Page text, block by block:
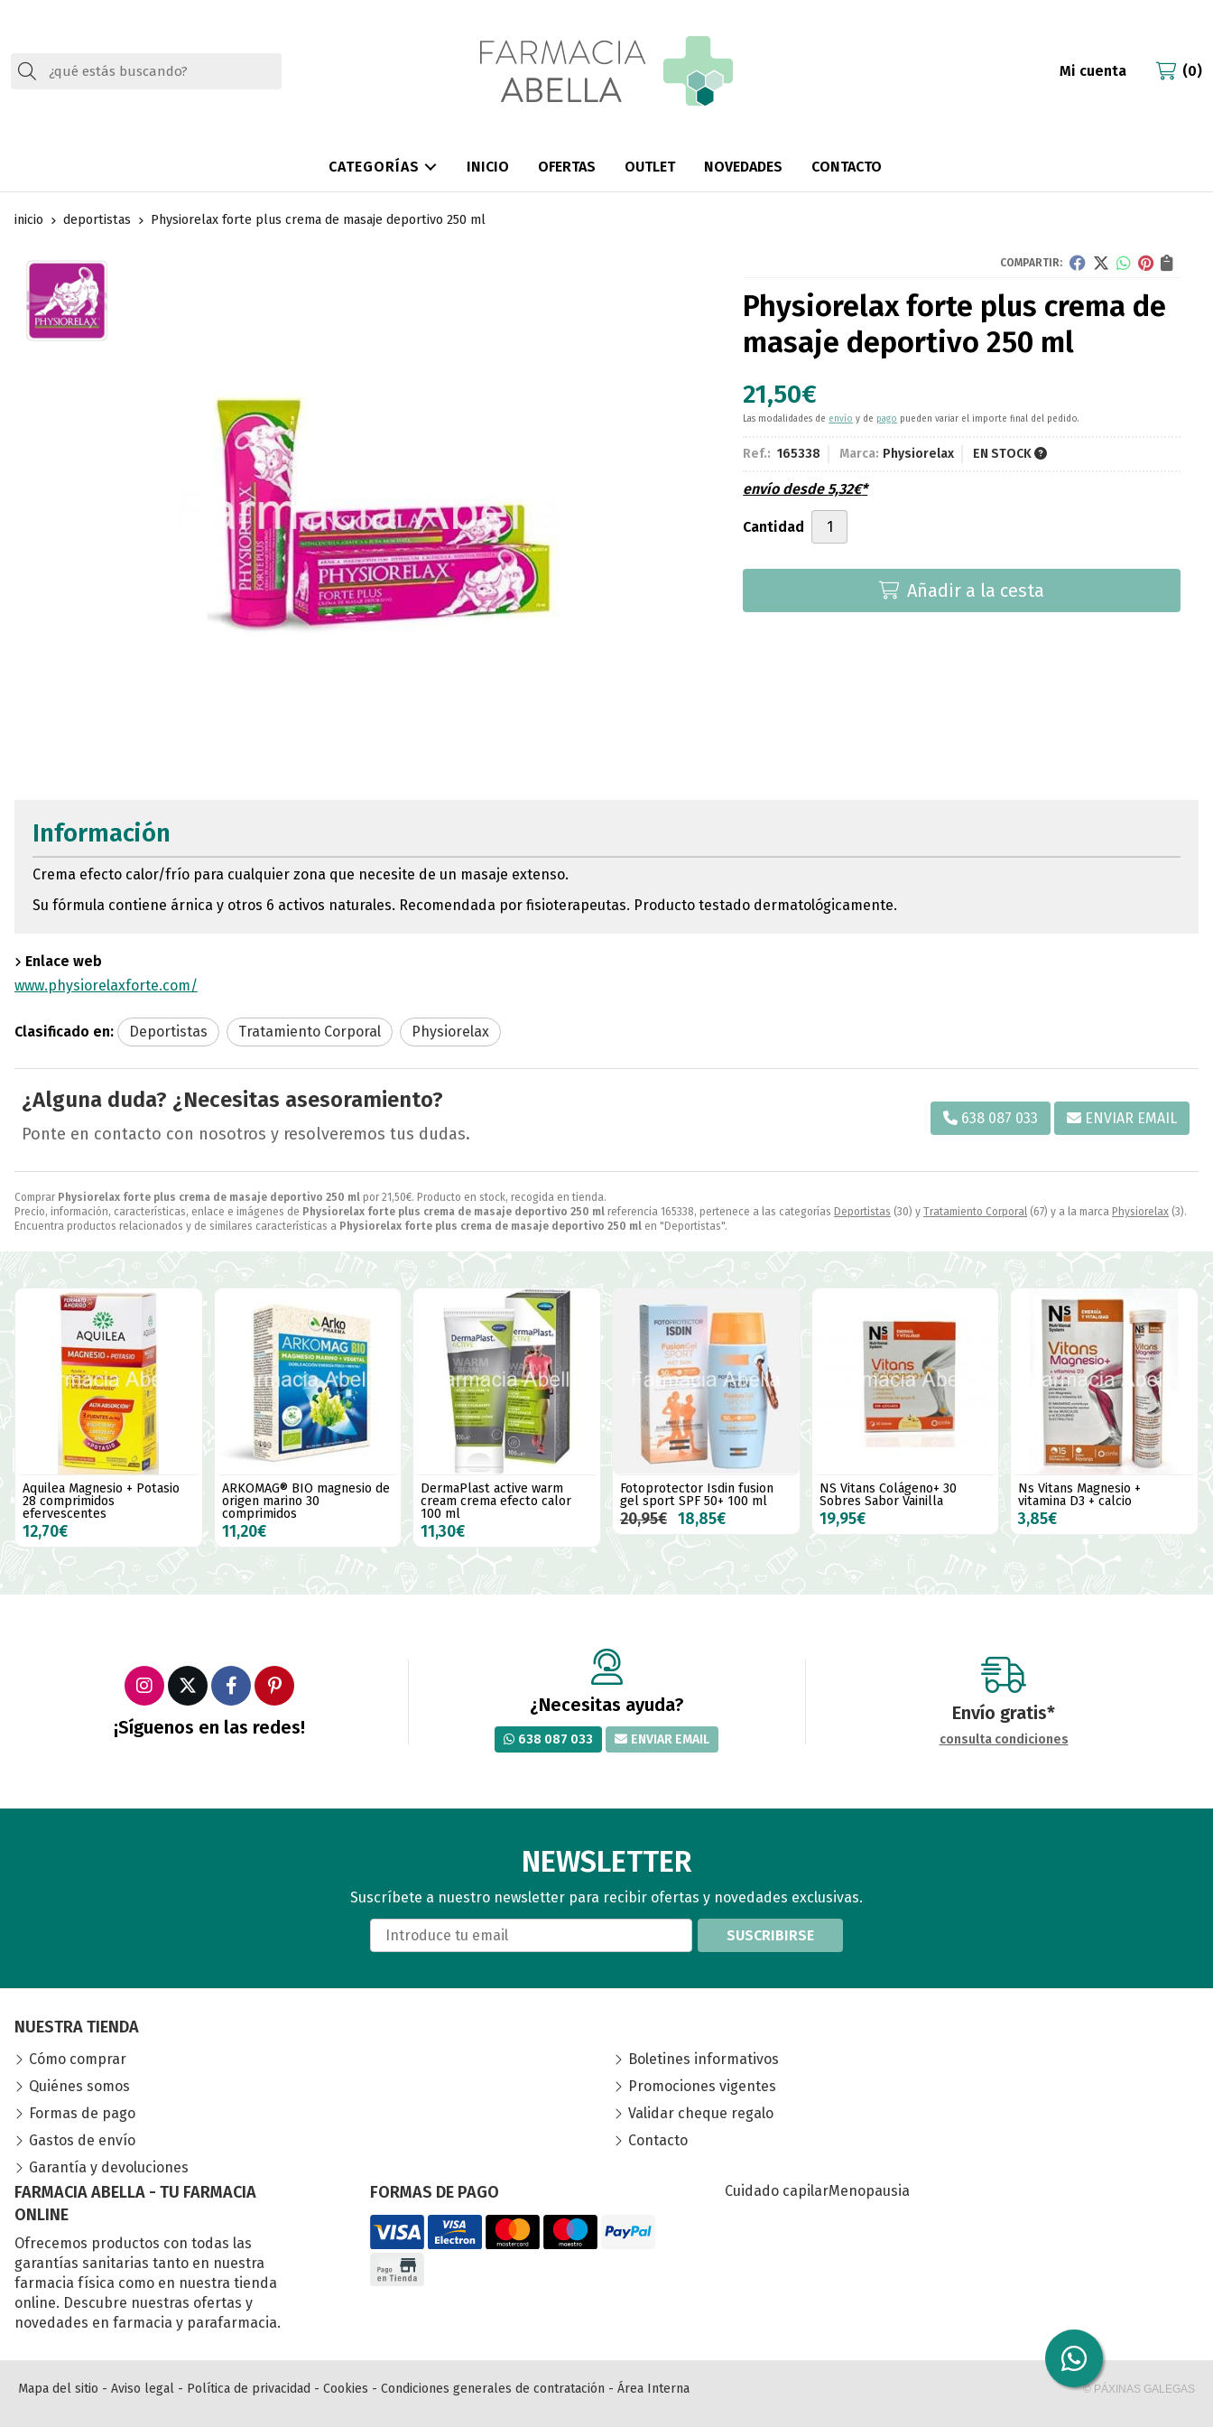
Buscar Mi cuenta 0
CATEGORÍAS INICIO OFERTAS OUTLET NOVEDADES CONTACTO
inicio deportistas Physiorelax forte plus crema de masaje deportivo 250 ml
COMPARTIR:
Physiorelax forte plus crema de
masaje deportivo 250 ml
21,50€
Las modalidades de envío y de pago pueden variar el importe final del pedido.
Ref.: 165338 Marca: Physiorelax EN STOCK
envío desde5,32€*
Cantidad
Añadir a la cesta
Comprar Physiorelax forte plus crema de masaje deportivo 250 ml por 21,50€. Producto en stock, recogida en tienda.
Precio, información, características, enlace e imágenes de Physiorelax forte plus crema de masaje deportivo 250 ml referencia 165338, pertenece a las categorías Deportistas (30) y Tratamiento Corporal (67) y a la marca Physiorelax (3).
Encuentra productos relacionados y de similares características a Physiorelax forte plus crema de masaje deportivo 250 ml en "Deportistas".
Información
Crema efecto calor/frío para cualquier zona que necesite de un masaje extenso.
Su fórmula contiene árnica y otros 6 activos naturales. Recomendada por fisioterapeutas. Producto testado dermatológicamente.
Enlace web
www.physiorelaxforte.com/
Clasificado en: Deportistas Tratamiento Corporal Physiorelax
¿Alguna duda? ¿Necesitas asesoramiento?
Ponte en contacto con nosotros y resolveremos tus dudas.
638 087 033 ENVIAR EMAIL
Aquilea Magnesio + Potasio
28 comprimidos
efervescentes
12,70€
ARKOMAG® BIO magnesio de
origen marino 30
comprimidos
11,20€
DermaPlast active warm
cream crema efecto calor
100 ml
11,30€
Fotoprotector Isdin fusion
gel sport SPF 50+ 100 ml
20,95€ 18,85€
NS Vitans Colágeno+ 30
Sobres Sabor Vainilla
19,95€
Ns Vitans Magnesio +
vitamina D3 + calcio
3,85€
¡Síguenos en las redes!
¿Necesitas ayuda?
638 087 033 ENVIAR EMAIL
Envío gratis*
consulta condiciones
NEWSLETTER
Suscríbete a nuestro newsletter para recibir ofertas y novedades exclusivas.
SUSCRIBIRSE
FARMACIA ABELLA - TU FARMACIA
ONLINE
Ofrecemos productos con todas las
garantías sanitarias tanto en nuestra
farmacia física como en nuestra tienda
online. Descubre nuestras ofertas y
novedades en farmacia y parafarmacia.
FORMAS DE PAGO
NUESTRA TIENDA
Cómo comprar
Quiénes somos
Formas de pago
Gastos de envío
Garantía y devoluciones
Boletines informativos
Promociones vigentes
Validar cheque regalo
Contacto
Cuidado capilarMenopausia
Mapa del sitio - Aviso legal - Política de privacidad - Cookies - Condiciones generales de contratación - Área Interna © PÁXINAS GALEGAS